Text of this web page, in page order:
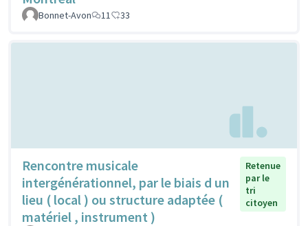
Bonnet-Avon 11 33
Rencontre musicale
intergénérationnel, par le biais d un
lieu ( local ) ou structure adaptée (
matériel , instrument )
Retenue
par le
tri
citoyen